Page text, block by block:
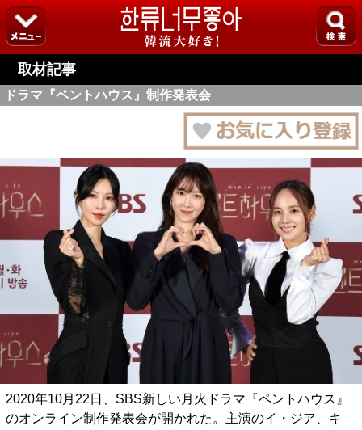
取材記事
ドラマ『ペントハウス』制作発表会
2020年10月22日、SBS新しい月火ドラマ『ペントハウス』
のオンライン制作発表会が開かれた。主演のイ・ジア、キ